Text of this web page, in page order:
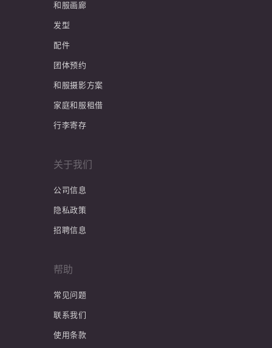
和服画廊
发型
配件
团体预约
和服摄影方案
家庭和服租借
行李寄存
关于我们
公司信息
隐私政策
招聘信息
帮助
常见问题
联系我们
使用条款